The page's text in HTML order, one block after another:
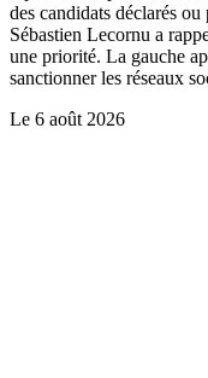
des candidats déclarés
Sébastien Lecornu a
une priorité. La gauche
sanctionner les réseaux
Le 6 août 2026